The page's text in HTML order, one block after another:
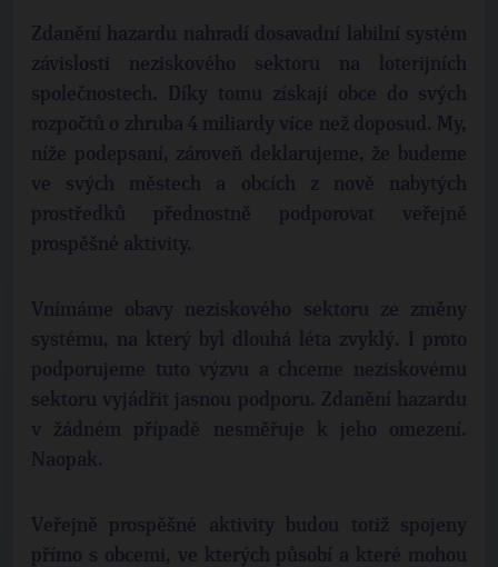
Zdanění hazardu nahradí dosavadní labilní systém
závislosti neziskového sektoru na loterijních
společnostech. Díky tomu získají obce do svých
rozpočtů o zhruba 4 miliardy více než doposud. My,
níže podepsaní, zároveň deklarujeme, že budeme
ve svých městech a obcích z nově nabytých
prostředků přednostně podporovat veřejně
prospěšné aktivity.
Vnímáme obavy neziskového sektoru ze změny
systému, na který byl dlouhá léta zvyklý. I proto
podporujeme tuto výzvu a chceme neziskovému
sektoru vyjádřit jasnou podporu. Zdanění hazardu
v žádném případě nesměřuje k jeho omezení.
Naopak.
Veřejně prospěšné aktivity budou totiž spojeny
přímo s obcemi, ve kterých působí a které mohou